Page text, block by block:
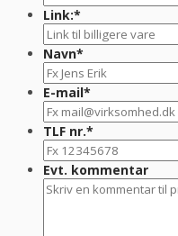
Link:*
Navn*
E-mail*
TLF nr.*
Evt. kommentar